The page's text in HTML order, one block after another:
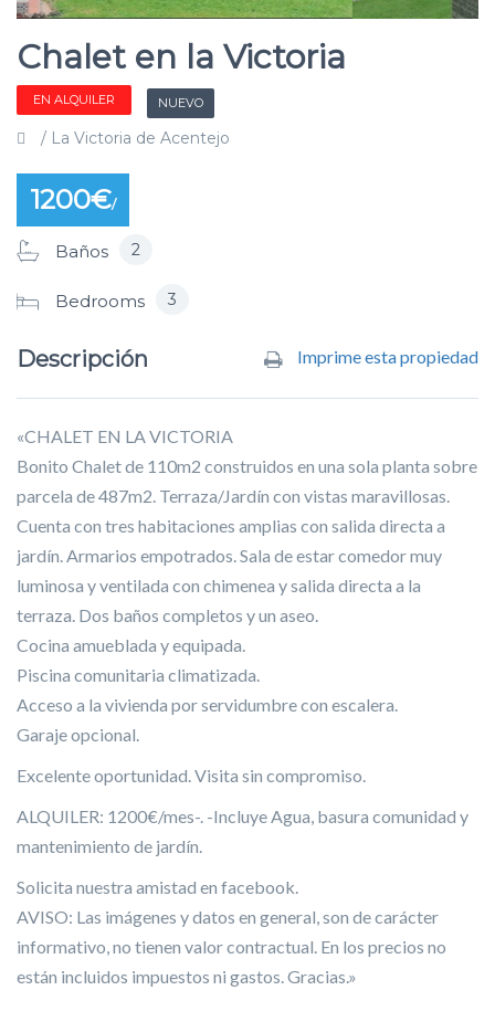
Chalet en la Victoria
EN ALQUILER NUEVO
/ La Victoria de Acentejo
1200€/
Baños 2
Bedrooms 3
Descripción Imprime esta propiedad
«CHALET EN LA VICTORIA
Bonito Chalet de 110m2 construidos en una sola planta sobre
parcela de 487m2. Terraza/Jardín con vistas maravillosas.
Cuenta con tres habitaciones amplias con salida directa a
jardín. Armarios empotrados. Sala de estar comedor muy
luminosa y ventilada con chimenea y salida directa a la
terraza. Dos baños completos y un aseo.
Cocina amueblada y equipada.
Piscina comunitaria climatizada.
Acceso a la vivienda por servidumbre con escalera.
Garaje opcional.
Excelente oportunidad. Visita sin compromiso.
ALQUILER: 1200€/mes-. -Incluye Agua, basura comunidad y
mantenimiento de jardín.
Solicita nuestra amistad en facebook.
AVISO: Las imágenes y datos en general, son de carácter
informativo, no tienen valor contractual. En los precios no
están incluidos impuestos ni gastos. Gracias.»